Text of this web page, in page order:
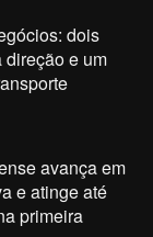
dois
direção e um
avança em
e atinge até
primeira